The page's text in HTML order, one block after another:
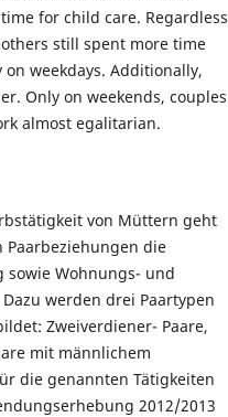
for child care. Regardless
still spent more time
weekdays. Additionally,
Only on weekends, couples
almost egalitarian.
von Müttern geht
Paarbeziehungen die
sowie Wohnungs- und
werden drei Paartypen
Zweiverdiener- Paare,
mit männlichem
die genannten Tätigkeiten
2012/2013